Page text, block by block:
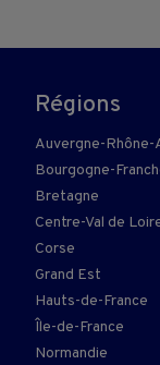
Régions
Auvergne-Rhône-
Bourgogne-
Bretagne
Centre-Val de
Corse
Grand Est
Hauts-de-France
Île-de-France
Normandie